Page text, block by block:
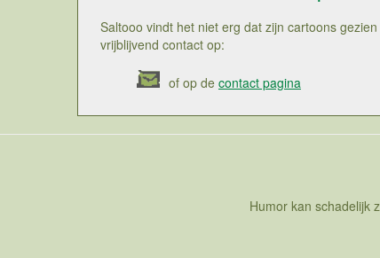
Saltooo vindt het niet erg dat zijn cartoons
vrijblijvend contact op:
of op de contact pagina
Humor kan schadelijk